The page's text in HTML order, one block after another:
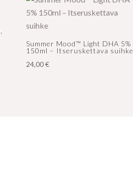
Summer Mood™ Light DHA 5%
150ml – Itseruskettava suihke
24,00€